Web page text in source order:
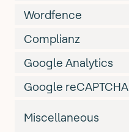
Wordfence
Complianz
Google Analytics
Google reCAPTCHA
Miscellaneous